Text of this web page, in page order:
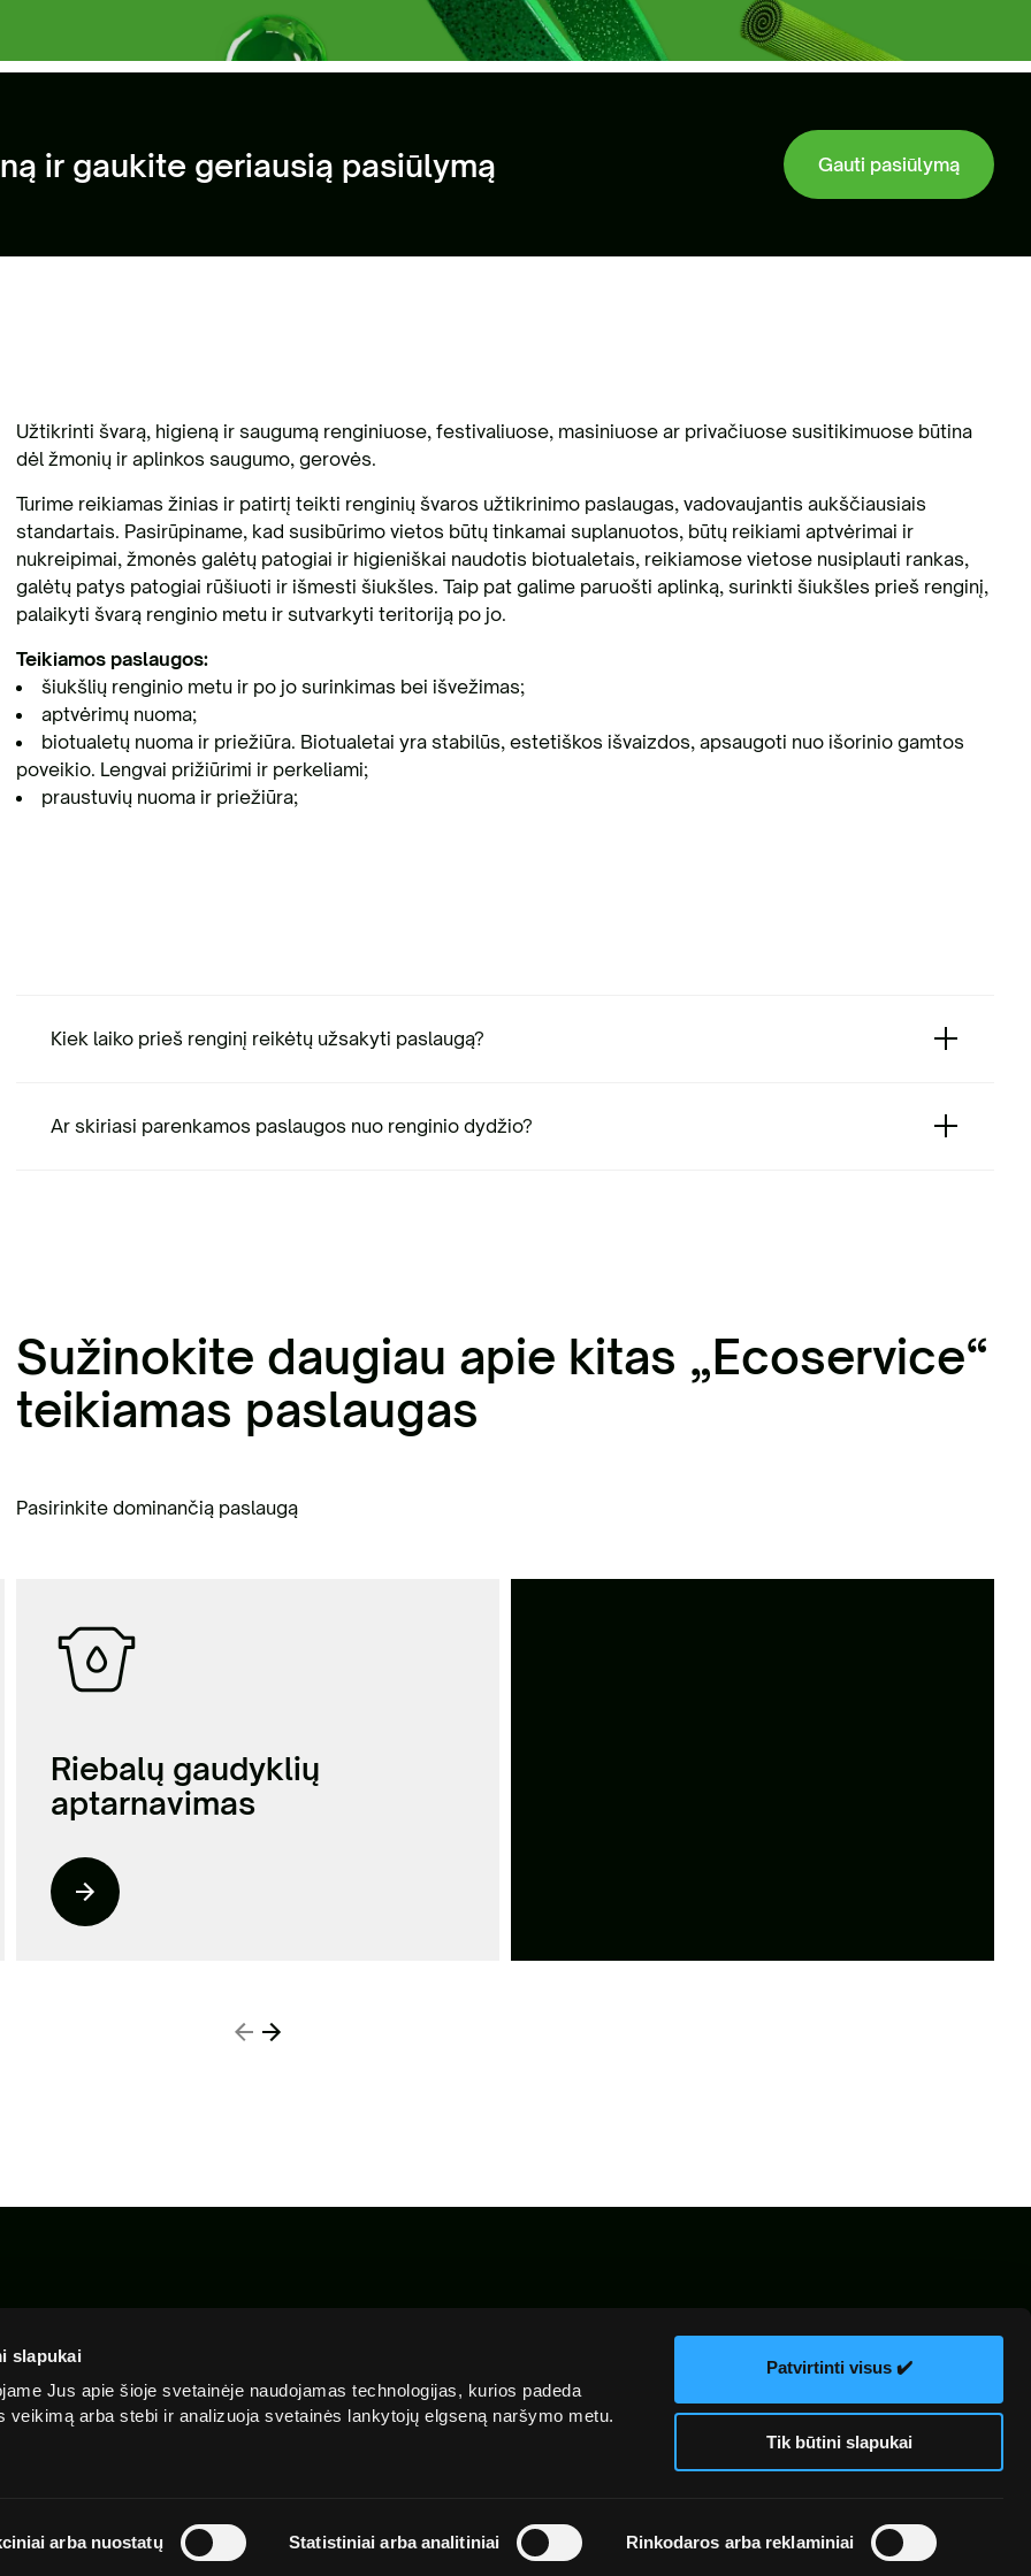
slapukai
Jus apie šioje svetainėje naudojamas technologijas, kurios padeda
veikimą arba stebi ir analizuoja svetainės lankytojų elgseną naršymo metu.
arba nuostatų Statistiniai arba analitiniai
Rinkodaros arba reklaminiai
Patvirtinti visus ✔️
Tik būtini slapukai
išvežimas Vilniaus mieste
Antrinių žaliavų tvarkymas
ir gaukite geriausią pasiūlymą Gauti pasiūlymą
Užtikrinti švarą, higieną ir saugumą renginiuose, festivaliuose, masiniuose ar privačiuose susitikimuose būtina
dėl žmonių ir aplinkos saugumo, gerovės.
Turime reikiamas žinias ir patirtį teikti renginių švaros užtikrinimo paslaugas, vadovaujantis aukščiausiais
standartais. Pasirūpiname, kad susibūrimo vietos būtų tinkamai suplanuotos, būtų reikiami aptvėrimai ir
nukreipimai, žmonės galėtų patogiai ir higieniškai naudotis biotualetais, reikiamose vietose nusiplauti rankas,
galėtų patys patogiai rūšiuoti ir išmesti šiukšles. Taip pat galime paruošti aplinką, surinkti šiukšles prieš renginį,
palaikyti švarą renginio metu ir sutvarkyti teritoriją po jo.
Teikiamos paslaugos:
šiukšlių renginio metu ir po jo surinkimas bei išvežimas;
aptvėrimų nuoma;
biotualetų nuoma ir priežiūra. Biotualetai yra stabilūs, estetiškos išvaizdos, apsaugoti nuo išorinio gamtos
poveikio. Lengvai prižiūrimi ir perkeliami;
praustuvių nuoma ir priežiūra;
Kiek laiko prieš renginį reikėtų užsakyti paslaugą?
Ar skiriasi parenkamos paslaugos nuo renginio dydžio?
Sužinokite daugiau apie kitas „Ecoservice“
teikiamas paslaugas
Pasirinkite dominančią paslaugą
Riebalų gaudyklių
aptarnavimas
El. parduotuvės
Žiniasklaidai